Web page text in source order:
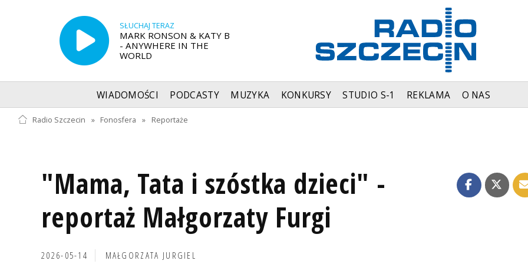
SŁUCHAJ TERAZ
MARK RONSON & KATY B
- ANYWHERE IN THE
WORLD
WIADOMOŚCI PODCASTY MUZYKA KONKURSY STUDIO S-1 REKLAMA O NAS
Radio Szczecin » Fonosfera » Reportaże
"Mama, Tata i szóstka dzieci" -
reportaż Małgorzaty Furgi
2026-05-14 MAŁGORZATA JURGIEL